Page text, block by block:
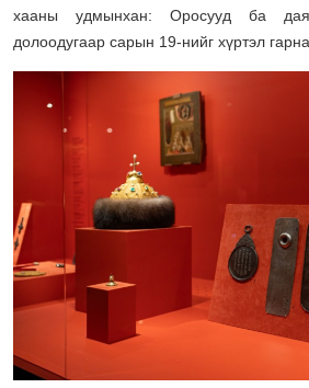
хааны удмынхан: Оросууд ба
долоодугаар сарын 19-нийг хүртэл гарна.